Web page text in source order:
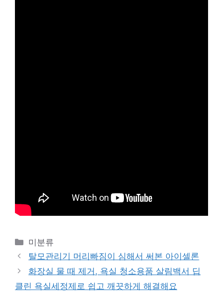
Categories
미분류
탈모관리기 머리빠짐이 심해서 써본 아이셀론
화장실 물 때 제거, 욕실 청소용품 살림백서 딥
클린 욕실세정제로 쉽고 깨끗하게 해결해요